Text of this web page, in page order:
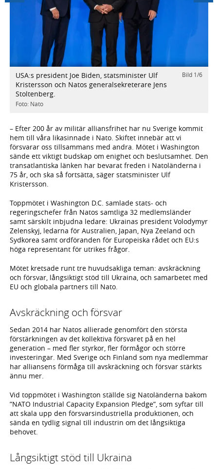
Bild 1/6
USA:s president Joe Biden, statsminister Ulf
Kristersson och Natos generalsekreterare Jens
Stoltenberg.
Foto: Nato
Föregående
– Efter 200 år av militär alliansfrihet har nu Sverige kommit
hem till våra likasinnade i Nato. Skiftet innebär att vi
försvarar oss tillsammans med andra. Mötet i Washington
sände ett viktigt budskap om enighet och beslutsamhet. Den
transatlantiska länken har bevarat freden i Natoländerna i
75 år, och ska så fortsätta, säger statsminister Ulf
Kristersson.
Toppmötet i Washington D.C. samlade stats- och
regeringschefer från Natos samtliga 32 medlemsländer
samt särskilt inbjudna ledare: Ukrainas president Volodymyr
Zelenskyj, ledarna för Australien, Japan, Nya Zeeland och
Sydkorea samt ordföranden för Europeiska rådet och EU:s
höga representant för utrikes frågor.
Mötet kretsade runt tre huvudsakliga teman: avskräckning
och försvar, långsiktigt stöd till Ukraina, och samarbetet med
EU och globala partners till Nato.
Avskräckning och försvar
Sedan 2014 har Natos allierade genomfört den största
förstärkningen av det kollektiva försvaret på en hel
generation – med fler styrkor, fler förmågor och större
investeringar. Med Sverige och Finland som nya medlemmar
har alliansens förmåga till avskräckning och försvar stärkts
ännu mer.
Vid toppmötet i Washington ställde sig Natoländerna bakom
”NATO Industrial Capacity Expansion Pledge”, som syftar till
att skala upp den försvarsindustriella produktionen, och
sända en tydlig signal till industrin om det långsiktiga
behovet.
Långsiktigt stöd till Ukraina